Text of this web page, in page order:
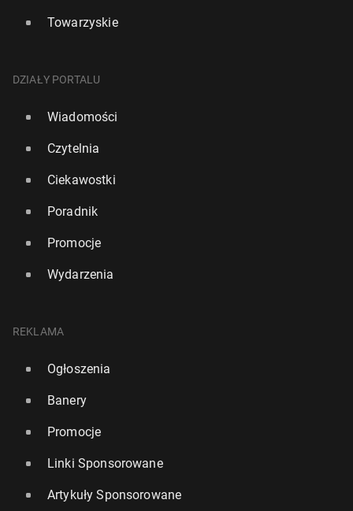
Towarzyskie
DZIAŁY PORTALU
Wiadomości
Czytelnia
Ciekawostki
Poradnik
Promocje
Wydarzenia
REKLAMA
Ogłoszenia
Banery
Promocje
Linki Sponsorowane
Artykuły Sponsorowane